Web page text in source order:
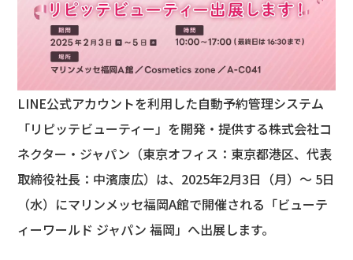
LINE公式アカウントを利用した自動予約管理システム
「リピッテビューティー」を開発・提供する株式会社コ
ネクター・ジャパン（東京オフィス：東京都港区、代表
取締役社長：中濱康広）は、2025年2月3日（月）〜 5日
（水）にマリンメッセ福岡A館で開催される「ビューテ
ィーワールド ジャパン 福岡」へ出展します。